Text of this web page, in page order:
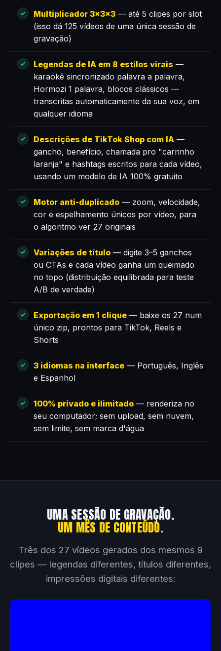
Multiplicador 3×3×3 — até 5 clipes por slot
(isso dá 125 vídeos de uma única sessão de
gravação)
Legendas de IA em 8 estilos virais —
karaokê sincronizado palavra a palavra,
Hormozi 1 palavra, blocos clássicos —
transcritas automaticamente da sua voz, em
qualquer idioma
Descrições de TikTok Shop com IA —
gancho, benefício, chamada pro "carrinho
laranja" e hashtags escritos para cada vídeo,
usando um modelo de IA 100% gratuito
Motor anti-duplicado — zoom, velocidade,
cor e espelhamento únicos por vídeo, para
o algoritmo ver 27 originais
Variações de título — digite 3–5 ganchos
ou CTAs e cada vídeo ganha um queimado
no topo (distribuição equilibrada para teste
A/B de verdade)
Exportação em 1 clique — baixe os 27 num
único zip, prontos para TikTok, Reels e
Shorts
3 idiomas na interface — Português, Inglês
e Espanhol
100% privado e ilimitado — renderiza no
seu computador; sem upload, sem nuvem,
sem limite, sem marca d'água
UMA SESSÃO DE GRAVAÇÃO.
UM MÊS DE CONTEÚDO.
Três dos 27 vídeos gerados dos mesmos 9
clipes — legendas diferentes, títulos diferentes,
impressões digitais diferentes: